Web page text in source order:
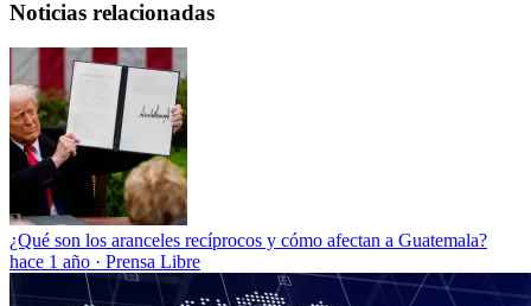
Noticias relacionadas
¿Qué son los aranceles recíprocos y cómo afectan a Guatemala?
hace 1 año · Prensa Libre